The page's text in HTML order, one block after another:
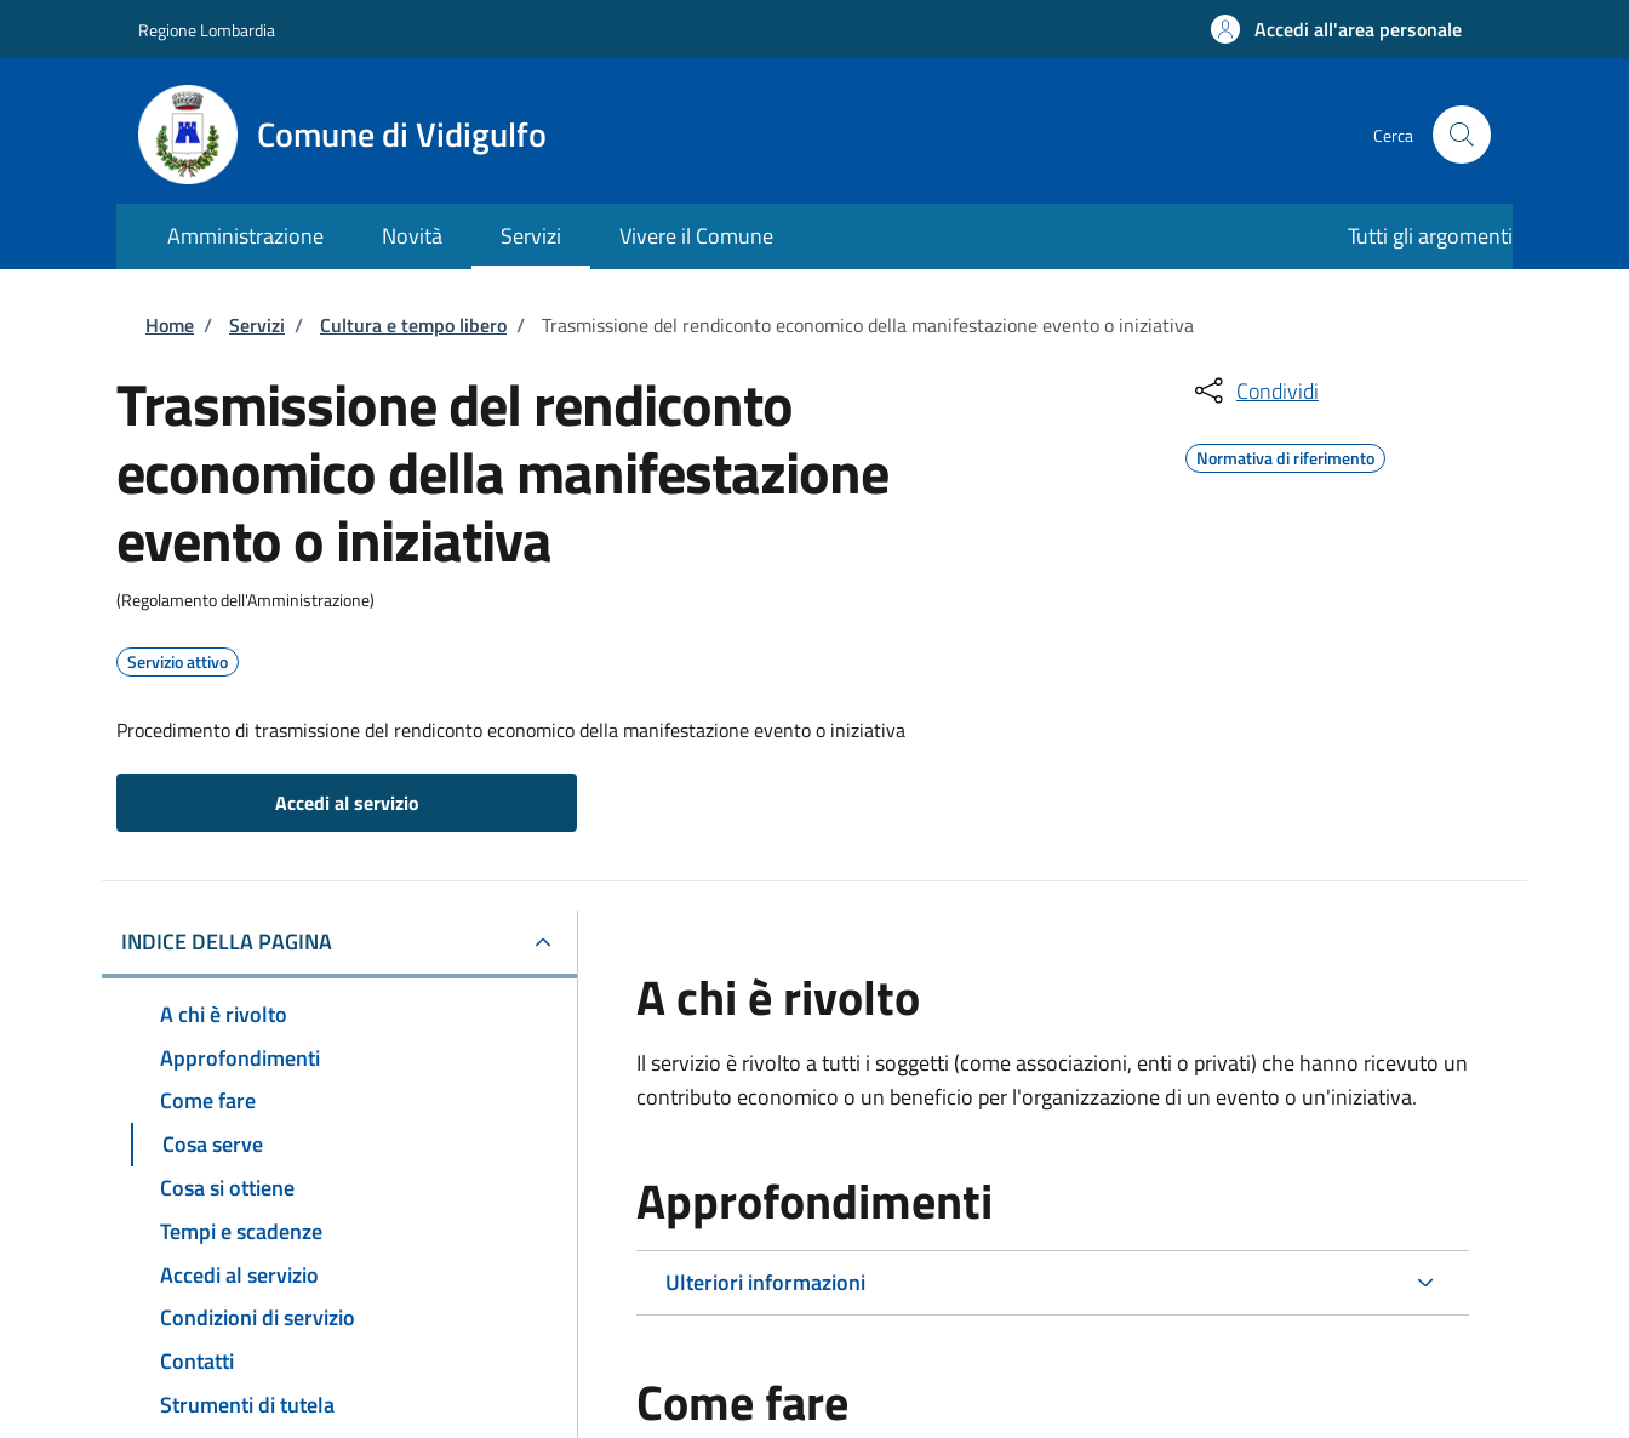
Regione Lombardia Accedi all'area personale
Comune di Vidigulfo Cerca
Amministrazione Novità Servizi Vivere il Comune Tutti gli argomenti
Briciole di pane
Home / Servizi / Cultura e tempo libero / Trasmissione del rendiconto economico della manifestazione evento o iniziativa
Trasmissione del rendiconto
economico della manifestazione
evento o iniziativa
(Regolamento dell'Amministrazione)
Servizio attivo
Procedimento di trasmissione del rendiconto economico della manifestazione evento o iniziativa
Accedi al servizio
Condividi
Normativa di riferimento
INDICE DELLA PAGINA
A chi è rivolto
Approfondimenti
Come fare
Cosa serve
Cosa si ottiene
Tempi e scadenze
Accedi al servizio
Condizioni di servizio
Contatti
Strumenti di tutela
A chi è rivolto
Il servizio è rivolto a tutti i soggetti (come associazioni, enti o privati) che hanno ricevuto un
contributo economico o un beneficio per l'organizzazione di un evento o un'iniziativa.
Approfondimenti
Ulteriori informazioni
Come fare